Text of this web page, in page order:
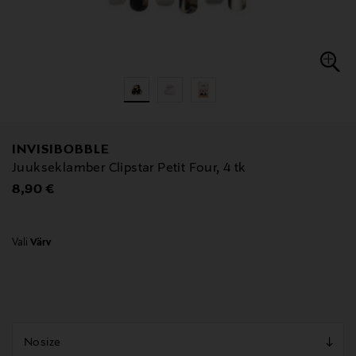
INVISIBOBBLE
Juukseklamber Clipstar Petit Four, 4 tk
Original Price
8,90 €
Vali Värv